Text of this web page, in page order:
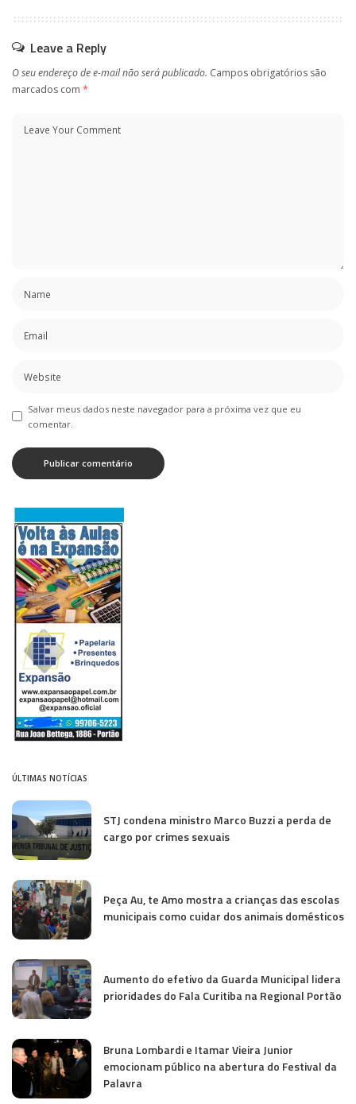
Leave a Reply
O seu endereço de e-mail não será publicado. Campos obrigatórios são
marcados com *
Salvar meus dados neste navegador para a próxima vez que eu
comentar.
ÚLTIMAS NOTÍCIAS
STJ condena ministro Marco Buzzi a perda de
cargo por crimes sexuais
Peça Au, te Amo mostra a crianças das escolas
municipais como cuidar dos animais domésticos
Aumento do efetivo da Guarda Municipal lidera
prioridades do Fala Curitiba na Regional Portão
Bruna Lombardi e Itamar Vieira Junior
emocionam público na abertura do Festival da
Palavra